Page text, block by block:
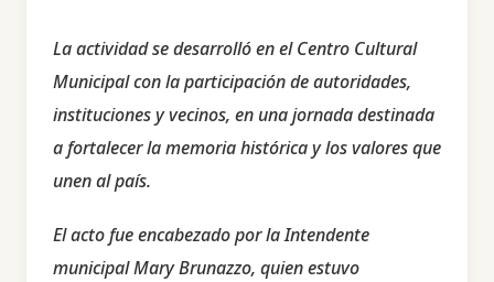
La actividad se desarrolló en el Centro Cultural
Municipal con la participación de autoridades,
instituciones y vecinos, en una jornada destinada
a fortalecer la memoria histórica y los valores que
unen al país.
El acto fue encabezado por la Intendente
municipal Mary Brunazzo, quien estuvo